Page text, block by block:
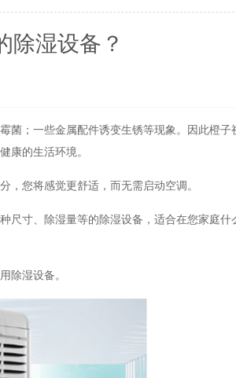
湿设备？
菌；一些金属配件诱变生锈等现象。因此橙
的生活环境。
将感觉更舒适，而无需启动空调。
寸、除湿量等的除湿设备，适合在您家庭
湿设备。